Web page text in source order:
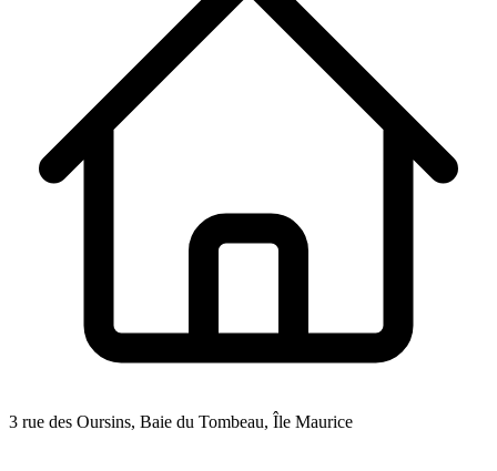
3 rue des Oursins, Baie du Tombeau, Île Maurice